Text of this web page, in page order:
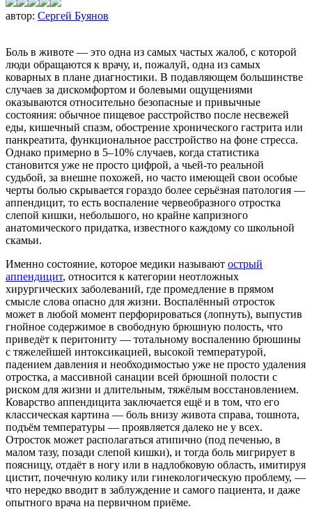
автор: Сергей Буянов
Боль в животе — это одна из самых частых жалоб, с которой
люди обращаются к врачу, и, пожалуй, одна из самых
коварных в плане диагностики. В подавляющем большинстве
случаев за дискомфортом и болевыми ощущениями
оказываются относительно безопасные и привычные
состояния: обычное пищевое расстройство после несвежей
еды, кишечный спазм, обострение хронического гастрита или
панкреатита, функциональное расстройство на фоне стресса.
Однако примерно в 5–10% случаев, когда статистика
становится уже не просто цифрой, а чьей-то реальной
судьбой, за внешне похожей, но часто имеющей свои особые
черты болью скрывается гораздо более серьёзная патология —
аппендицит, то есть воспаление червеобразного отростка
слепой кишки, небольшого, но крайне капризного
анатомического придатка, известного каждому со школьной
скамьи.
Именно состояние, которое медики называют острый
аппендицит, относится к категории неотложных
хирургических заболеваний, где промедление в прямом
смысле слова опасно для жизни. Воспалённый отросток
может в любой момент перфорироваться (лопнуть), выпустив
гнойное содержимое в свободную брюшную полость, что
приведёт к перитониту — тотальному воспалению брюшины
с тяжелейшей интоксикацией, высокой температурой,
падением давления и необходимостью уже не просто удаления
отростка, а массивной санации всей брюшной полости с
риском для жизни и длительным, тяжёлым восстановлением.
Коварство аппендицита заключается ещё и в том, что его
классическая картина — боль внизу живота справа, тошнота,
подъём температуры — проявляется далеко не у всех.
Отросток может располагаться атипично (под печенью, в
малом тазу, позади слепой кишки), и тогда боль мигрирует в
поясницу, отдаёт в ногу или в надлобковую область, имитируя
цистит, почечную колику или гинекологическую проблему, —
что нередко вводит в заблуждение и самого пациента, и даже
опытного врача на первичном приёме.